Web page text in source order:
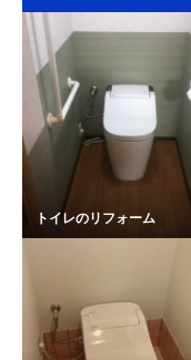
トイレのリフォーム